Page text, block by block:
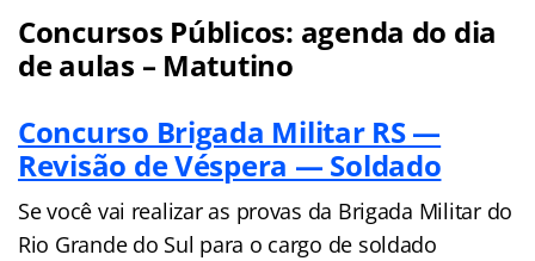
Concursos Públicos: agenda do dia
de aulas – Matutino
Concurso Brigada Militar RS —
Revisão de Véspera — Soldado
Se você vai realizar as provas da Brigada Militar do
Rio Grande do Sul para o cargo de soldado